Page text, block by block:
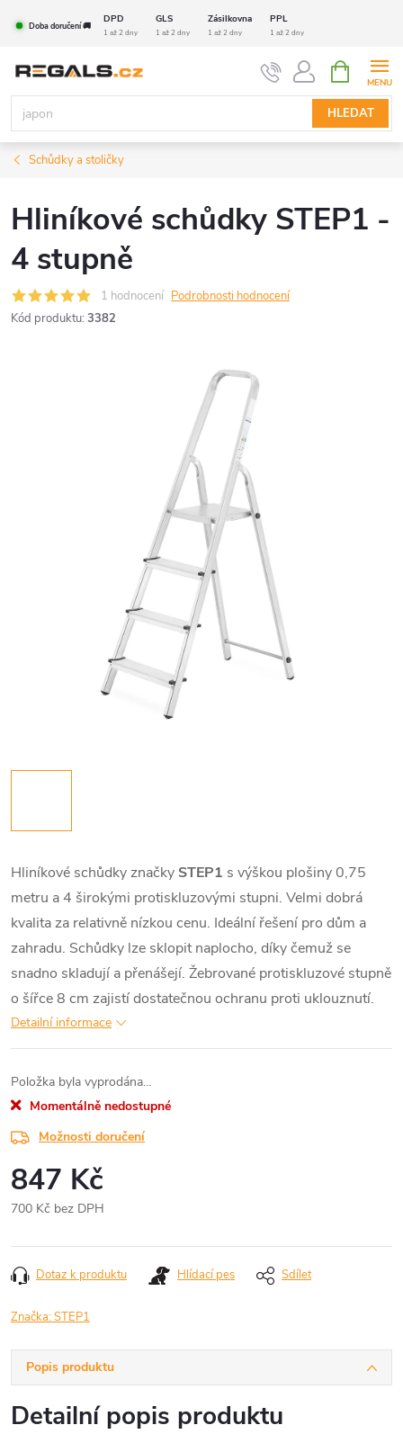
Doba doručení 🚚
DPD GLS Zásilkovna PPL
1 až 2 dny 1 až 2 dny 1 až 2 dny 1 až 2 dny
HLEDAT
NÁKUPNÍ
KOŠÍK
Schůdky a stoličky
Hliníkové schůdky STEP1 -
4 stupně
1 hodnocení Podrobnosti hodnocení
Kód produktu: 3382
Hliníkové schůdky značky STEP1 s výškou plošiny 0,75
metru a 4 širokými protiskluzovými stupni. Velmi dobrá
kvalita za relativně nízkou cenu. Ideální řešení pro dům a
zahradu. Schůdky lze sklopit naplocho, díky čemuž se
snadno skladují a přenášejí. Žebrované protiskluzové stupně
o šířce 8 cm zajistí dostatečnou ochranu proti uklouznutí.
Detailní informace
Položka byla vyprodána…
Momentálně nedostupné
Možnosti doručení
847 Kč
700 Kč bez DPH
cena:
Dotaz k produktu Hlídací pes Sdílet
Značka:STEP1
Popis produktu
Detailní popis produktu